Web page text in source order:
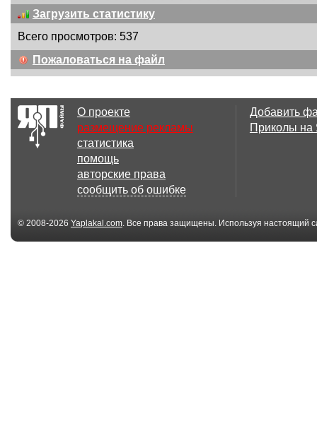
Загрузить статистику
Всего просмотров: 537
Пожаловаться на файл
О проекте
размещение рекламы
статистика
помощь
авторские права
сообщить об ошибке
Добавить
Приколы
© 2008-2026 Yaplakal.com. Все права защищены. Используя настоящий